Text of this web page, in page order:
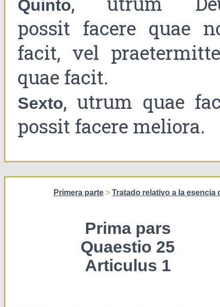
Quinto
possit facere quae
facit, vel
quae facit.
Sexto, utrum quae
possit facere meliora.
Primera parte> Tratado relativo a la esencia
Prima pars
Quaestio 25
Articulus 1